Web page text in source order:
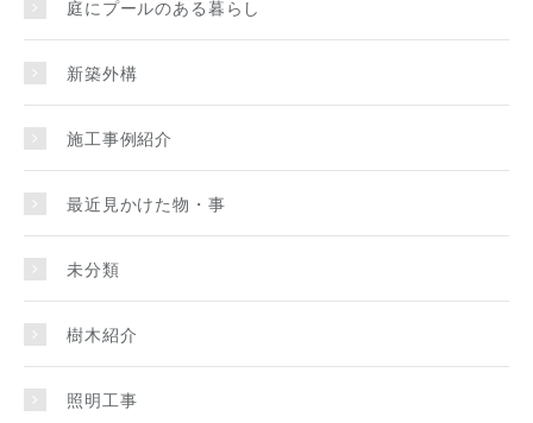
庭にプールのある暮らし
新築外構
施工事例紹介
最近見かけた物・事
未分類
樹木紹介
照明工事